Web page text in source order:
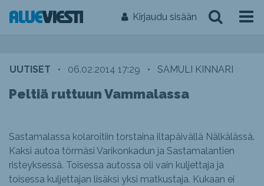
Kirjaudu sisään
UUTISET • 06.02.2014 17:29 • SAMULI KINNARI
Peltiä ruttuun Vammalassa
Sastamalassa kolaroitiin torstaina iltapäivällä Nälkälässä.
Kaksi autoa törmäsi Varikonkadun ja Sastamalantien
risteyksessä. Toisessa autossa oli vain kuljettaja ja
toisessa kuljettajan lisäksi yksi matkustaja. Kukaan ei